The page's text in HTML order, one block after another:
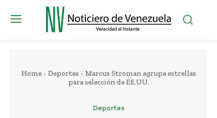
Home Deportes
Marcus Stroman agrupa estrellas
para selección de EE.UU.
Deportes